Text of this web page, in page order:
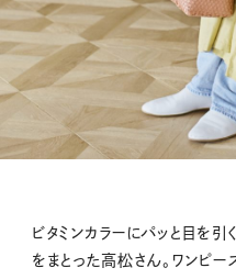
ビタミンカラーにパッと目を
をまとった高松さん。ワンピ